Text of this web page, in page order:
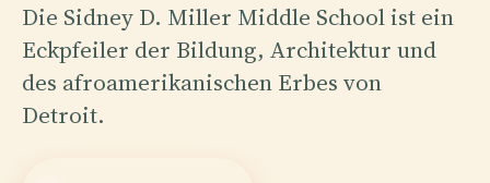
Die Sidney D. Miller Middle School ist ein
Eckpfeiler der Bildung, Architektur und
des afroamerikanischen Erbes von
Detroit.